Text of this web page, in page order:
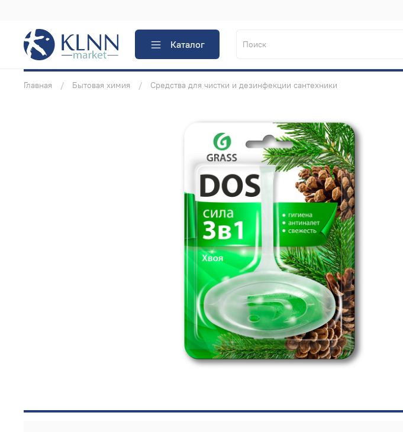
Каталог
Главная Бытовая химия
Средства для чистки и дезинфекции сантехники